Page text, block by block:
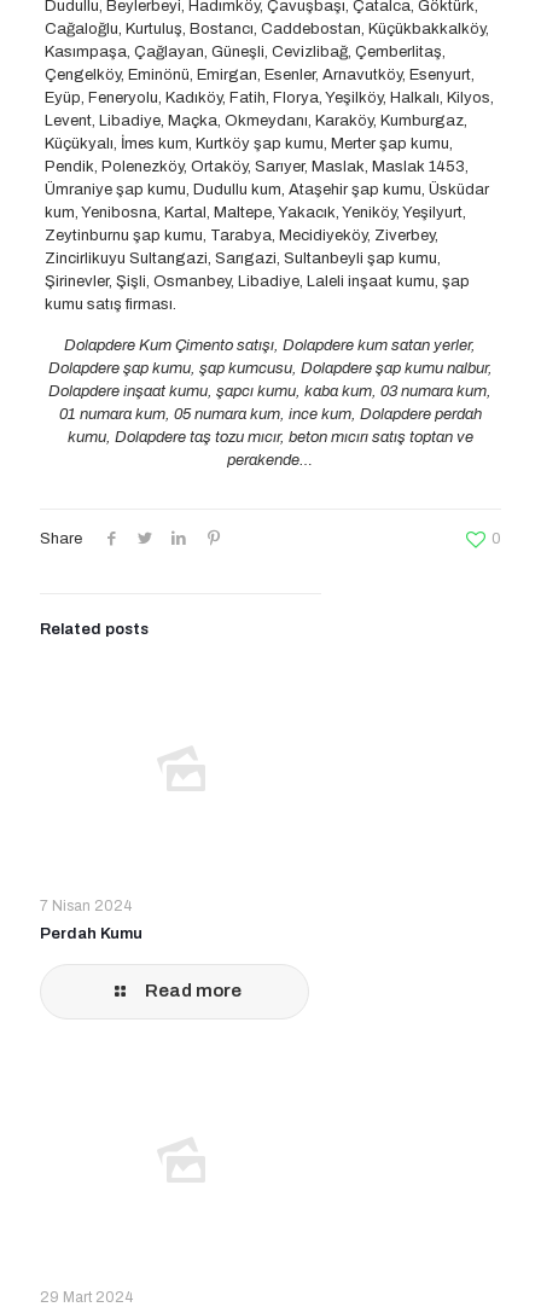
Dudullu, Beylerbeyi, Hadımköy, Çavuşbaşı, Çatalca, Göktürk,
Cağaloğlu, Kurtuluş, Bostancı, Caddebostan, Küçükbakkalköy,
Kasımpaşa, Çağlayan, Güneşli, Cevizlibağ, Çemberlitaş,
Çengelköy, Eminönü, Emirgan, Esenler, Arnavutköy, Esenyurt,
Eyüp, Feneryolu, Kadıköy, Fatih, Florya, Yeşilköy, Halkalı, Kilyos,
Levent, Libadiye, Maçka, Okmeydanı, Karaköy, Kumburgaz,
Küçükyalı, İmes kum, Kurtköy şap kumu, Merter şap kumu,
Pendik, Polenezköy, Ortaköy, Sarıyer, Maslak, Maslak 1453,
Ümraniye şap kumu, Dudullu kum, Ataşehir şap kumu, Üsküdar
kum, Yenibosna, Kartal, Maltepe, Yakacık, Yeniköy, Yeşilyurt,
Zeytinburnu şap kumu, Tarabya, Mecidiyeköy, Ziverbey,
Zincirlikuyu Sultangazi, Sarıgazi, Sultanbeyli şap kumu,
Şirinevler, Şişli, Osmanbey, Libadiye, Laleli inşaat kumu, şap
kumu satış firması.
Dolapdere Kum Çimento satışı, Dolapdere kum satan yerler,
Dolapdere şap kumu, şap kumcusu, Dolapdere şap kumu nalbur,
Dolapdere inşaat kumu, şapcı kumu, kaba kum, 03 numara kum,
01 numara kum, 05 numara kum, ince kum, Dolapdere perdah
kumu, Dolapdere taş tozu mıcır, beton mıcırı satış toptan ve
perakende…
Share 0
Related posts
7 Nisan 2024
Perdah Kumu
Read more
29 Mart 2024